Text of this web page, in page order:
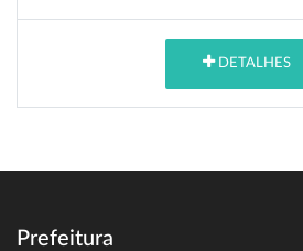
DETALHES
Prefeitura